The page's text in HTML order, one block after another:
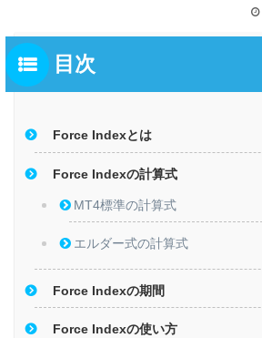
目次
Force Indexとは
Force Indexの計算式
MT4標準の計算式
エルダー式の計算式
Force Indexの期間
Force Indexの使い方